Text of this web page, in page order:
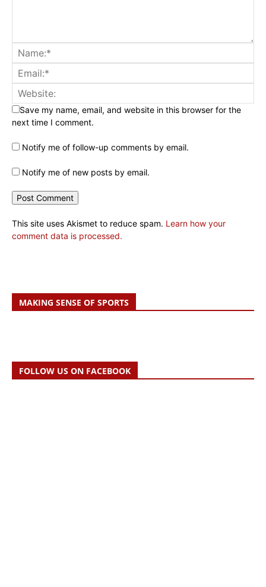
Save my name, email, and website in this browser for the
next time I comment.
Notify me of follow-up comments by email.
Notify me of new posts by email.
This site uses Akismet to reduce spam. Learn how your
comment data is processed.
MAKING SENSE OF SPORTS
FOLLOW US ON FACEBOOK